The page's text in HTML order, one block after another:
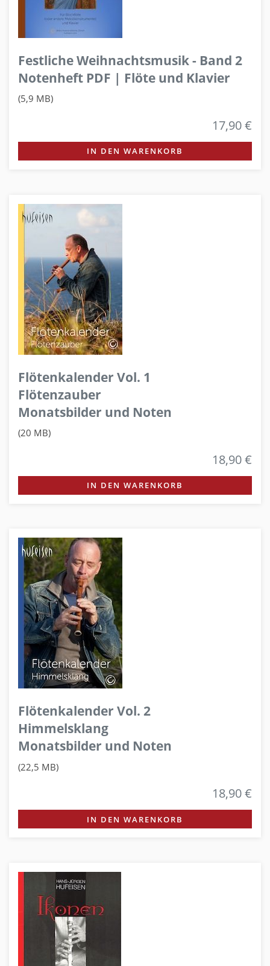
Festliche Weihnachtsmusik - Band 2
Notenheft PDF | Flöte und Klavier
(5,9 MB)
17,90 €
IN DEN WARENKORB
Flötenkalender Vol. 1
Flötenzauber
Monatsbilder und Noten
(20 MB)
18,90 €
IN DEN WARENKORB
Flötenkalender Vol. 2
Himmelsklang
Monatsbilder und Noten
(22,5 MB)
18,90 €
IN DEN WARENKORB